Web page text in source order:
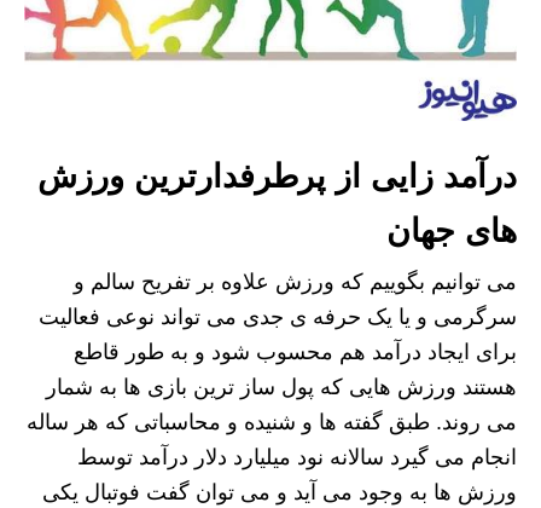
درآمد زایی از پرطرفدارترین ورزش
های جهان
می توانیم بگوییم که ورزش علاوه بر تفریح سالم و
سرگرمی و یا یک حرفه ی جدی می تواند نوعی فعالیت
برای ایجاد درآمد هم محسوب شود و به طور قاطع
هستند ورزش هایی که پول ساز ترین بازی ها به شمار
می روند. طبق گفته ها و شنیده و محاسباتی که هر ساله
انجام می گیرد سالانه نود میلیارد دلار درآمد توسط
ورزش ها به وجود می آید و می توان گفت فوتبال یکی